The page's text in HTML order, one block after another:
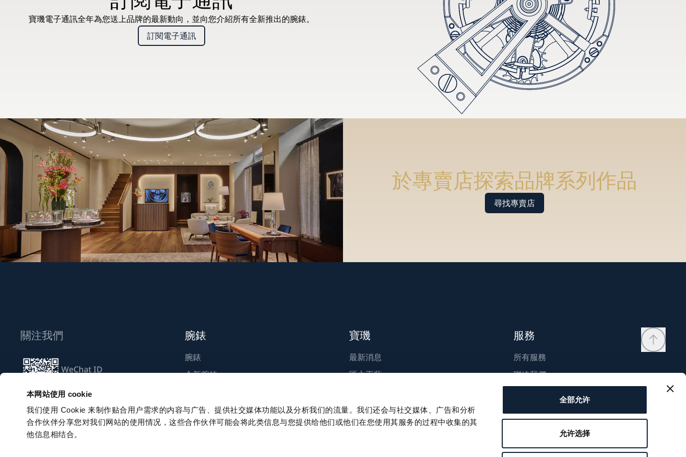
本网站使用 cookie
我们使用 Cookie 来制作贴合用户需求的内容与广告、提供社交媒体功能以及分析我们的流量。我们还会与社交媒体、广告和分析
合作伙伴分享您对我们网站的使用情况，这些合作伙伴可能会将此类信息与您提供给他们或他们在您使用其服务的过程中收集的其
他信息相结合。
全部允许
允许选择
寶璣電子通訊全年為您送上品牌的最新動向，並向您介紹所有全新推出的腕錶。
訂閱電子通訊
於專賣店探索品牌系列作品
尋找專賣店
關注我們
WeChat ID
訂閱電子通訊
腕錶
腕錶
全新腕錶
寶璣
最新消息
匠心工藝
永續發展
職涯發展
服務
所有服務
聯絡我們